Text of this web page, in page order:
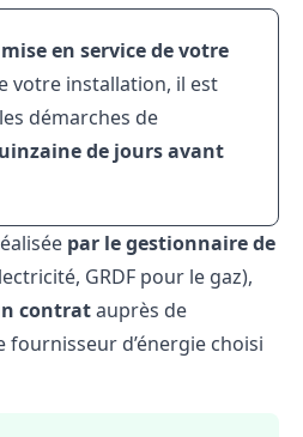
en service de votre
votre installation, il est
démarches de
de jours avant
par le gestionnaire de
GRDF pour le gaz),
contratauprès de
fournisseur d’énergie choisi